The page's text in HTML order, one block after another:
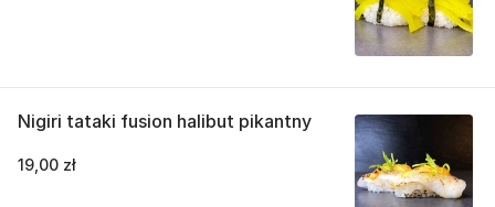
Nigiri tataki fusion halibut pikantny
19,00 zł